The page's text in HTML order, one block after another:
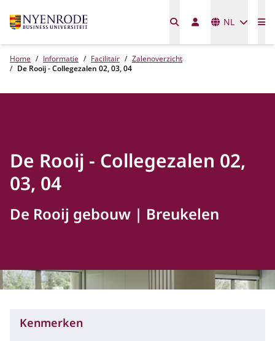
NL
Home Informatie Facilitair
Zalenoverzicht
De Rooij - Collegezalen 02, 03, 04
De Rooij - Collegezalen 02,
03, 04
De Rooij gebouw Breukelen
Kenmerken